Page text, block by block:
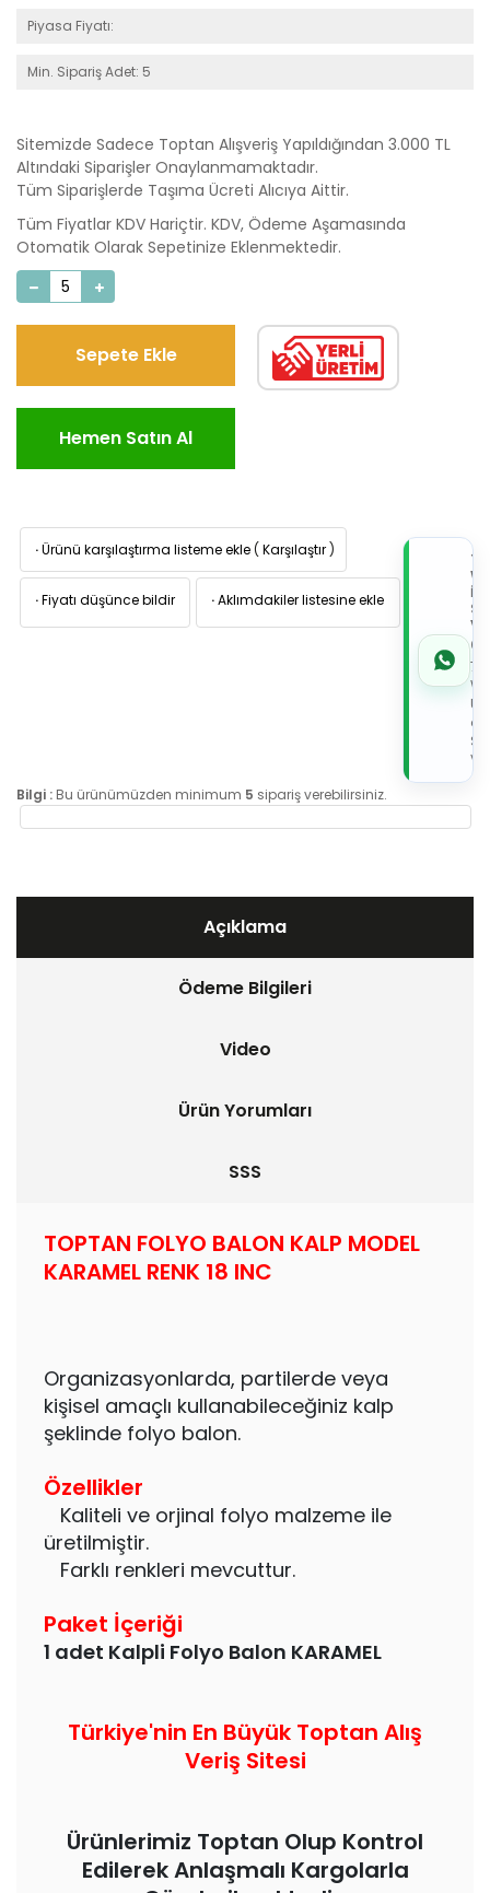
Piyasa Fiyatı:
Min. Sipariş Adet: 5
Sitemizde Sadece Toptan Alışveriş Yapıldığından 3.000 TL
Altındaki Siparişler Onaylanmamaktadır.
Tüm Siparişlerde Taşıma Ücreti Alıcıya Aittir.
Tüm Fiyatlar KDV Hariçtir. KDV, Ödeme Aşamasında
Otomatik Olarak Sepetinize Eklenmektedir.
Sepete Ekle
Hemen Satın Al
·Ürünü karşılaştırma listeme ekle ( Karşılaştır )
·Fiyatı düşünce bildir ·Aklımdakiler listesine ekle
İLE
de
Bilgi : Bu ürünümüzden minimum 5 sipariş verebilirsiniz.
Açıklama
Ödeme Bilgileri
Video
Ürün Yorumları
SSS
TOPTAN FOLYO BALON KALP MODEL
KARAMEL RENK 18 INC
Organizasyonlarda, partilerde veya
kişisel amaçlı kullanabileceğiniz kalp
şeklinde folyo balon.
Özellikler
Kaliteli ve orjinal folyo malzeme ile
üretilmiştir.
Farklı renkleri mevcuttur.
Paket İçeriği
1 adet Kalpli Folyo Balon KARAMEL
Türkiye'nin En Büyük Toptan Alış
Veriş Sitesi
Ürünlerimiz Toptan Olup Kontrol
Edilerek Anlaşmalı Kargolarla